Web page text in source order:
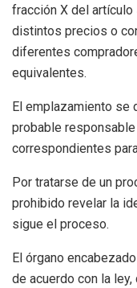
fracción X del
distintos precios o
diferentes
equivalentes.
El emplazamiento se
probable
correspondientes
Por tratarse de un
prohibido revelar la
sigue el proceso.
El órgano
de acuerdo con la